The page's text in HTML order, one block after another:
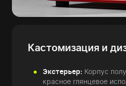
Кастомизация и
Экстерьер: Корпус
красное глянцевое